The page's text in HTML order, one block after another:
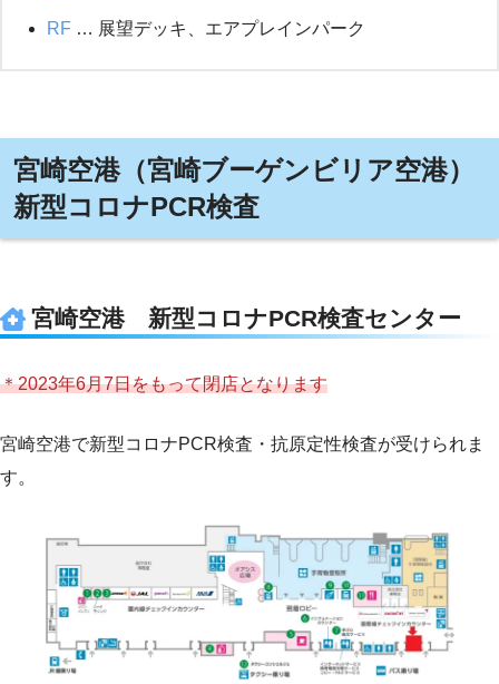
RF … 展望デッキ、エアプレインパーク
宮崎空港（宮崎ブーゲンビリア空港）
新型コロナPCR検査
宮崎空港 新型コロナPCR検査センター
＊2023年6月7日をもって閉店となります
宮崎空港で新型コロナPCR検査・抗原定性検査が受けられま
す。